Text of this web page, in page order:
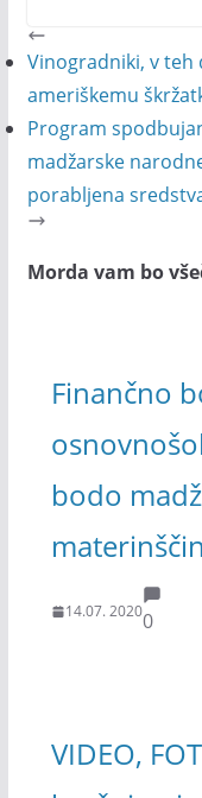
Vinogradniki, v teh
ameriškemu
Program
madžarske
porabljena
Morda vam bo
Finančno
bodo
14.07. 20200
VIDEO,